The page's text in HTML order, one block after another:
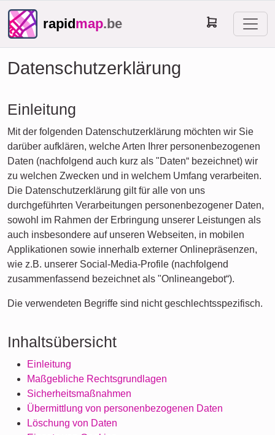
rapidmap.be
Datenschutzerklärung
Einleitung
Mit der folgenden Datenschutzerklärung möchten wir Sie
darüber aufklären, welche Arten Ihrer personenbezogenen
Daten (nachfolgend auch kurz als "Daten“ bezeichnet) wir
zu welchen Zwecken und in welchem Umfang verarbeiten.
Die Datenschutzerklärung gilt für alle von uns
durchgeführten Verarbeitungen personenbezogener Daten,
sowohl im Rahmen der Erbringung unserer Leistungen als
auch insbesondere auf unseren Webseiten, in mobilen
Applikationen sowie innerhalb externer Onlinepräsenzen,
wie z.B. unserer Social-Media-Profile (nachfolgend
zusammenfassend bezeichnet als "Onlineangebot“).
Die verwendeten Begriffe sind nicht geschlechtsspezifisch.
Inhaltsübersicht
Einleitung
Maßgebliche Rechtsgrundlagen
Sicherheitsmaßnahmen
Übermittlung von personenbezogenen Daten
Löschung von Daten